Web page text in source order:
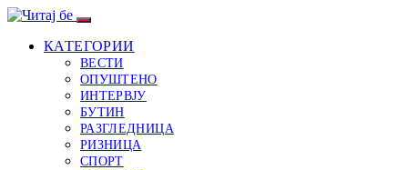
КАТЕГОРИИ
ВЕСТИ
ОПУШТЕНО
ИНТЕРВЈУ
БУТИН
РАЗГЛЕДНИЦА
РИЗНИЦА
СПОРТ